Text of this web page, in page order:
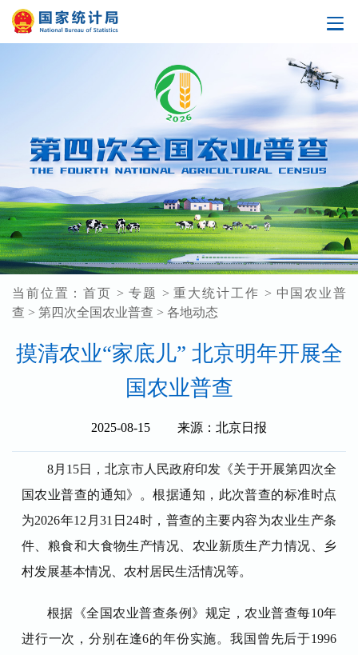
当前位置：首页 > 专题 >重大统计工作 > 中国农业普
查 > 第四次全国农业普查 > 各地动态
摸清农业“家底儿” 北京明年开展全
国农业普查
2025-08-15 来源：北京日报
8月 15日，北京市人民政府印发《关于开展第四次全
国农业普查的通知》。根据通知，此次普查的标准时点
为2026年12 月31 日 24时，普查的主要内容为农业生产条
件、粮食和大食物生产情况、农业新质生产力情况、乡
村发展基本情况、农村居民生活情况等。
根据《全国农业普查条例》规定，农业普查每10年
进行一次，分别在逢6的年份实施。我国曾先后于1996